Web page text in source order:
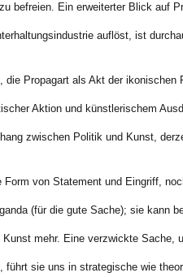
befreien. Ein erweiterter Blick auf
auflöst, ist
Propagart als Akt der ikonischen
Aktion und künstlerischem
zwischen Politik und Kunst,
von Statement und Eingriff,
(für die gute Sache); sie kann
mehr. Eine verzwickte Sache,
führt sie uns in strategische wie